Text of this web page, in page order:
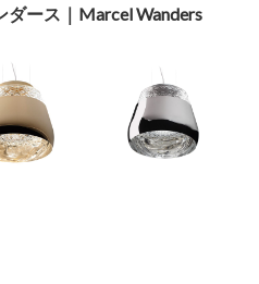
ース｜Marcel Wanders